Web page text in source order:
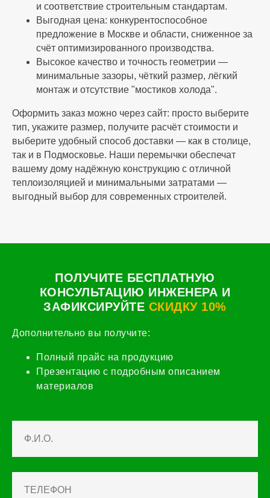
и соответствие строительным стандартам.
Выгодная цена: конкурентоспособное
предложение в Москве и области, сниженное за
счёт оптимизированного производства.
Высокое качество и точность геометрии —
минимальные зазоры, чёткий размер, лёгкий
монтаж и отсутствие "мостиков холода".
Оформить заказ можно через сайт: просто выберите
тип, укажите размер, получите расчёт стоимости и
выберите удобный способ доставки — как в столице,
так и в Подмосковье. Наши перемычки обеспечат
вашему дому надёжную конструкцию с отличной
теплоизоляцией и минимальными затратами —
выгодный выбор для современных строителей.
ПОЛУЧИТЕ БЕСПЛАТНУЮ
КОНСУЛЬТАЦИЮ ИНЖЕНЕРА И
ЗАФИКСИРУЙТЕ СКИДКУ 10%
Дополнительно вы получите:
Полный прайс на продукцию
Презентацию с подробным описанием
материалов